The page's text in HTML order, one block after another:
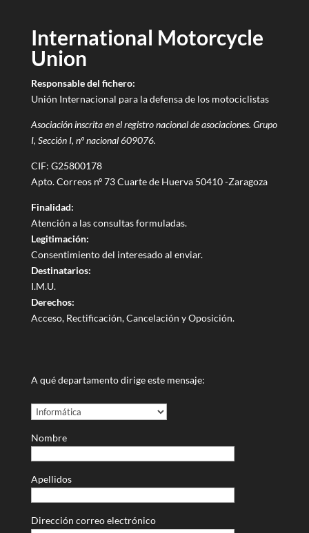
International Motorcycle
Union
Responsable del fichero:
Unión Internacional para la defensa de los motociclistas
Asociación inscrita en el registro nacional de asociaciones. Grupo
I, Sección I, nº nacional 609076.
CIF: G25800178
Apto. Correos nº 73 Cuarte de Huerva 50410 -Zaragoza
Finalidad:
Atención a las consultas formuladas.
Legitimación:
Consentimiento del interesado al enviar.
Destinatarios:
I.M.U.
Derechos:
Acceso, Rectificación, Cancelación y Oposición.
A qué departamento dirige este mensaje:
Nombre
Apellidos
Dirección correo electrónico